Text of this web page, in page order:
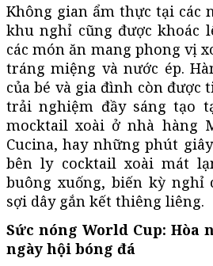
Không gian ẩm thực tại các
khu nghỉ cũng được khoác
các món ăn mang phong vị
tráng miệng và nước ép.
của bé và gia đình còn được
trải nghiệm đầy sáng tạo
mocktail xoài ở nhà hàng
Cucina, hay những phút
bên ly cocktail xoài mát
buông xuống, biến kỳ nghỉ
sợi dây gắn kết thiêng liêng.
Sức nóng World Cup: Hòa
ngày hội bóng đá